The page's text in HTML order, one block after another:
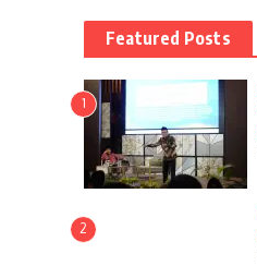
Featured Posts
1
2